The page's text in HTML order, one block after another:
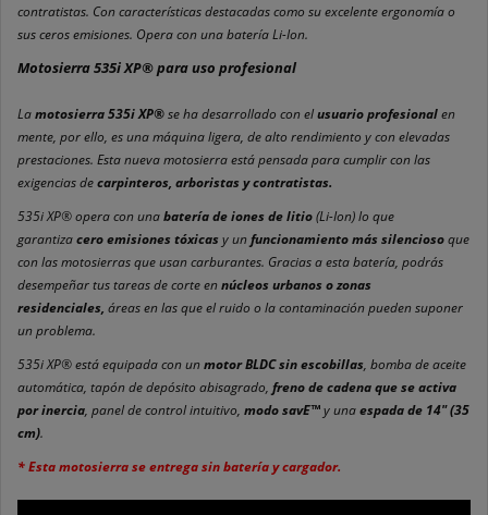
contratistas. Con características destacadas como su excelente ergonomía o
sus ceros emisiones. Opera con una batería Li-Ion.
Motosierra 535i XP® para uso profesional
Lamotosierra 535i XP®se ha desarrollado con elusuario profesionalen
mente, por ello, es una máquina ligera, de alto rendimiento y con elevadas
prestaciones. Esta nueva motosierra está pensada para cumplir con las
exigencias decarpinteros, arboristas y contratistas.
535i XP® opera con unabatería de iones de litio(Li-Ion) lo que
garantizacero emisiones tóxicas y unfuncionamiento más silenciosoque
con las motosierras que usan carburantes. Gracias a esta batería, podrás
desempeñar tus tareas de corte ennúcleos urbanos o zonas
residenciales, áreas en las que el ruido o la contaminación pueden suponer
un problema.
535i XP® está equipada con unmotor BLDC sin escobillas, bomba de aceite
automática, tapón de depósito abisagrado, freno de cadena que se activa
por inercia, panel de control intuitivo, modo savE™y unaespada de 14″ (35
cm).
* Esta motosierra se entrega sin batería y cargador.